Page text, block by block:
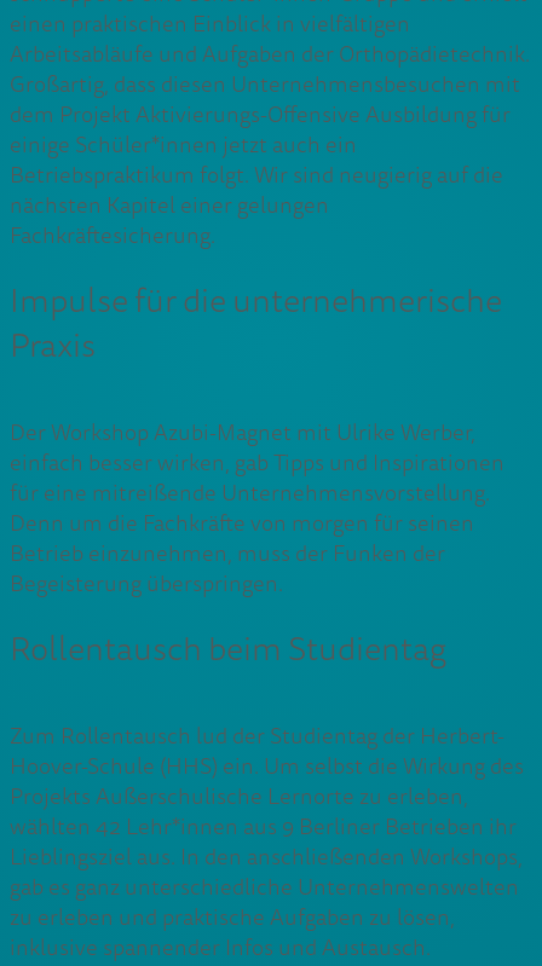
einen praktischen Einblick in vielfältigen
Arbeitsabläufe und Aufgaben der Orthopädietechnik.
Großartig, dass diesen Unternehmensbesuchen mit
dem Projekt Aktivierungs-Offensive Ausbildung für
einige Schüler*innen jetzt auch ein
Betriebspraktikum folgt. Wir sind neugierig auf die
nächsten Kapitel einer gelungen
Fachkräftesicherung.
Impulse für die unternehmerische
Praxis
Der Workshop Azubi-Magnet mit Ulrike Werber,
einfach besser wirken, gab Tipps und Inspirationen
für eine mitreißende Unternehmensvorstellung.
Denn um die Fachkräfte von morgen für seinen
Betrieb einzunehmen, muss der Funken der
Begeisterung überspringen.
Rollentausch beim Studientag
Zum Rollentausch lud der Studientag der Herbert-
Hoover-Schule (HHS) ein. Um selbst die Wirkung des
Projekts Außerschulische Lernorte zu erleben,
wählten 42 Lehr*innen aus 9 Berliner Betrieben ihr
Lieblingsziel aus. In den anschließenden Workshops,
gab es ganz unterschiedliche Unternehmenswelten
zu erleben und praktische Aufgaben zu lösen,
inklusive spannender Infos und Austausch.